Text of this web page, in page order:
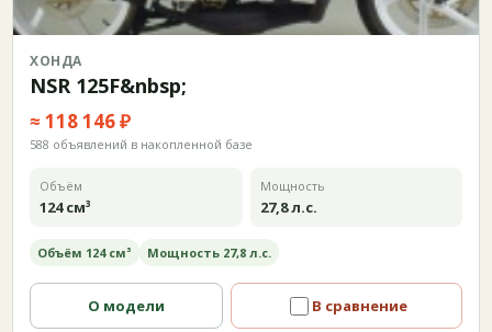
ХОНДА
NSR 125F&nbsp;
≈ 118 146 ₽
588 объявлений в накопленной базе
Объём
124 см³
Мощность
27,8 л.с.
Объём 124 см³ Мощность 27,8 л.с.
О модели В сравнение